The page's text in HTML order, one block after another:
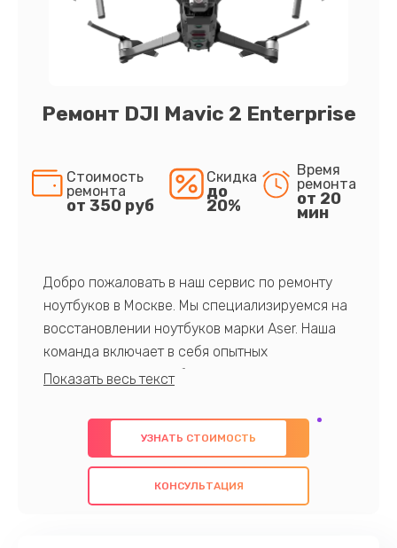
Ремонт DJI Mavic 2 Enterprise
Стоимость
ремонта
от 350 руб
Скидка
до
20%
Время
ремонта
от 20
мин
Добро пожаловать в наш сервис по ремонту
ноутбуков в Москве. Мы специализируемся на
восстановлении ноутбуков марки Aser. Наша
команда включает в себя опытных
профессионалов с обширными знаниями и
предлагаем быстрый и качественный ремонт с
использованием оригинальных компонентов, а
также гарантируем качество всех
проведенных работ. Наша цель - предоставить
УЗНАТЬ СТОИМОСТЬ
КОНСУЛЬТАЦИЯ